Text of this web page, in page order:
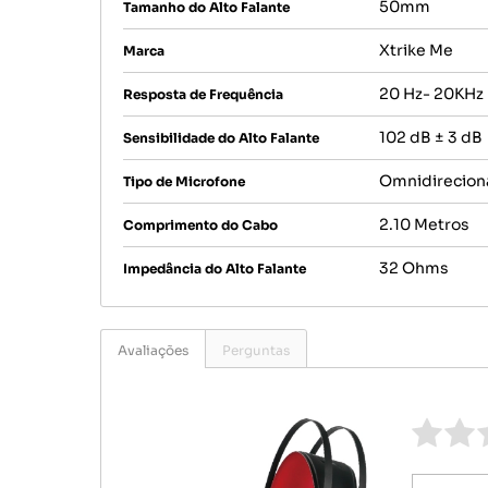
Tamanho do Alto Falante 50mm
Marca Xtrike Me
Resposta de Frequência 20 Hz- 20KHz
Sensibilidade do Alto Falante 102 dB ± 3 dB
Tipo de Microfone
Comprimento do Cabo 2.10 Metros
Impedância do Alto Falante 32 Ohms
Avaliações Perguntas